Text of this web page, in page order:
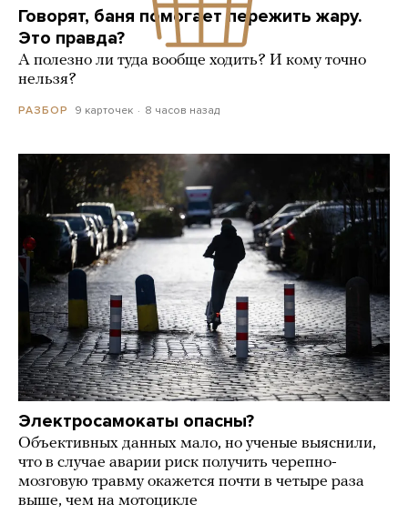
Говорят, баня помогает пережить жару.
Это правда?
А полезно ли туда вообще ходить? И кому точно
нельзя?
РАЗБОР 9 карточек 8 часов назад
Электросамокаты опасны?
Объективных данных мало, но ученые выяснили,
что в случае аварии риск получить черепно-
мозговую травму окажется почти в четыре раза
выше, чем на мотоцикле